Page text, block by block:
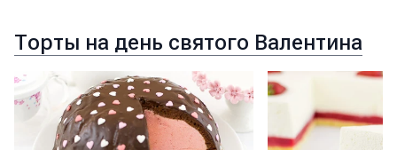
Торты на день святого Валентина